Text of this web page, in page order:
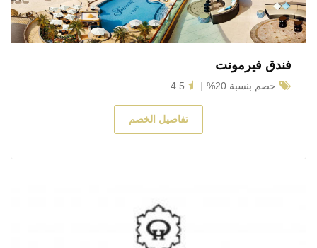
فندق فيرمونت
خصم بنسبة 20% 4.5
تفاصيل الخصم